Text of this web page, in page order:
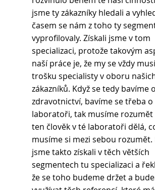
jsme ty zákazníky hledali a
časem se nám z toho ty
vyprofilovaly. Získali jsme v tom
specializaci, protože takovým
naší práce je, že my se vždy
trošku specialisty v oboru
zákazníků. Když se tedy bavíme o
zdravotnictví, bavíme se třeba o
laboratoři, tak musíme rozumět
ten člověk v té laboratoři dělá,
musíme si mezi sebou
jsme takto získali v těch větších
segmentech tu specializaci a
že se toho budeme držet a